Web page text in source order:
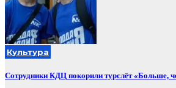
Культура
Сотрудники КДЦ покорили турслёт «Больше,